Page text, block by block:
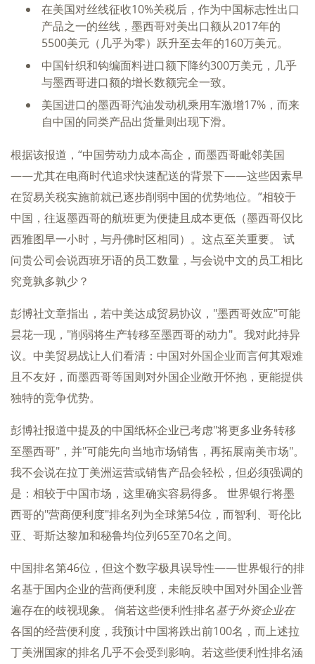
在美国对丝线征收10%关税后，作为中国标志性出口
产品之一的丝线，墨西哥对美出口额从2017年的
5500美元（几乎为零）跃升至去年的160万美元。
中国针织和钩编面料进口额下降约300万美元，几乎
与墨西哥进口额的增长数额完全一致。
美国进口的墨西哥汽油发动机乘用车激增17%，而来
自中国的同类产品出货量则出现下滑。
根据该报道，“中国劳动力成本高企，而墨西哥毗邻美国
——尤其在电商时代追求快速配送的背景下——这些因素早
在贸易关税实施前就已逐步削弱中国的优势地位。”相较于
中国，往返墨西哥的航班更为便捷且成本更低（墨西哥仅比
西雅图早一小时，与丹佛时区相同）。这点至关重要。 试
问贵公司会说西班牙语的员工数量，与会说中文的员工相比
究竟孰多孰少？
彭博社文章指出，若中美达成贸易协议，"墨西哥效应"可能
昙花一现，"削弱将生产转移至墨西哥的动力"。我对此持异
议。中美贸易战让人们看清：中国对外国企业而言何其艰难
且不友好，而墨西哥等国则对外国企业敞开怀抱，更能提供
独特的竞争优势。
彭博社报道中提及的中国纸杯企业已考虑"将更多业务转移
至墨西哥"，并"可能先向当地市场销售，再拓展南美市场"。
我不会说在拉丁美洲运营或销售产品会轻松，但必须强调的
是：相较于中国市场，这里确实容易得多。 世界银行将墨
西哥的"营商便利度"排名列为全球第54位，而智利、哥伦比
亚、哥斯达黎加和秘鲁均位列65至70名之间。
中国排名第46位，但这个数字极具误导性——世界银行的排
名基于国内企业的营商便利度，未能反映中国对外国企业普
遍存在的歧视现象。 倘若这些便利性排名基于外资企业在
各国的经营便利度，我预计中国将跌出前100名，而上述拉
丁美洲国家的排名几乎不会受到影响。若这些便利性排名涵